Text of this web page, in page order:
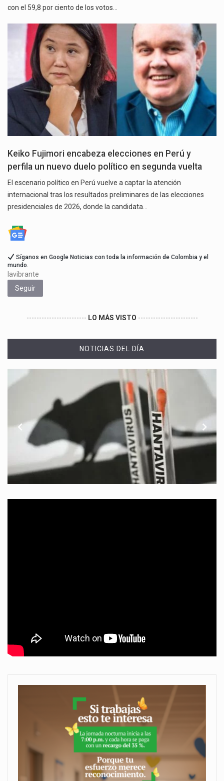
con el 59,8 por ciento de los votos…
Keiko Fujimori encabeza elecciones en Perú y
perfila un nuevo duelo político en segunda vuelta
El escenario político en Perú vuelve a captar la atención
internacional tras los resultados preliminares de las elecciones
presidenciales de 2026, donde la candidata…
Síganos en Google Noticias con toda la información de Colombia y el
mundo.
lavibrante
Seguir
------------------------ LO MÁS VISTO ------------------------
NOTICIAS DEL DÍA